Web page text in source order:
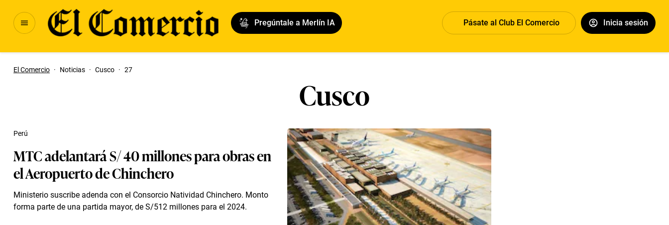
Pregúntale a Merlín IA Pásate al Club El Comercio Inicia sesión
El Comercio · Noticias · Cusco · 27
Cusco
MTC adelantará S/ 40 millones para obras en
el Aeropuerto de Chinchero
Ministerio suscribe adenda con el Consorcio Natividad Chinchero. Monto
forma parte de una partida mayor, de S/512 millones para el 2024.
Perú